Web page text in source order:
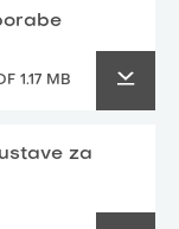
1.17 MB
za